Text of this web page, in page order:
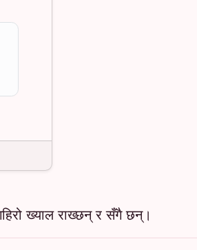
ख्याल राख्छन् र सँगै छन्।